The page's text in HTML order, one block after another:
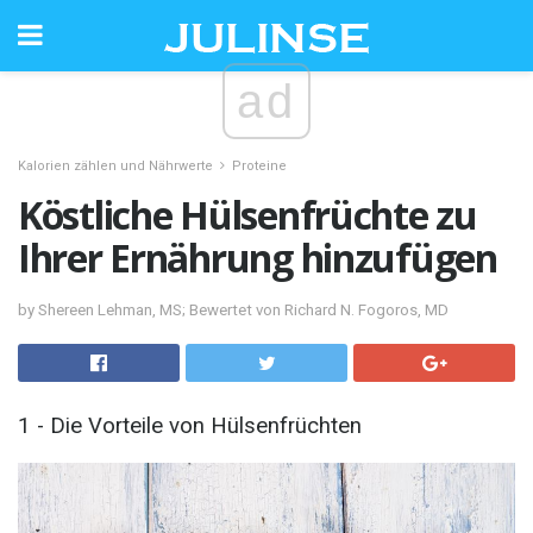
ad
Kalorien zählen und Nährwerte Proteine
Köstliche Hülsenfrüchte zu
Ihrer Ernährung hinzufügen
by Shereen Lehman, MS; Bewertet von Richard N. Fogoros, MD
1 - Die Vorteile von Hülsenfrüchten